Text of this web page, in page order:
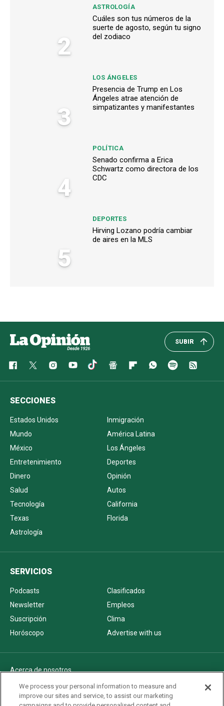
2
ASTROLOGÍA
Cuáles son tus números de la
suerte de agosto, según tu signo
del zodiaco
3
LOS ÁNGELES
Presencia de Trump en Los
Ángeles atrae atención de
simpatizantes y manifestantes
4
POLÍTICA
Senado confirma a Erica
Schwartz como directora de los
CDC
5
DEPORTES
Hirving Lozano podría cambiar
de aires en la MLS
SUBIR
SECCIONES
Estados Unidos
Inmigración
Mundo
América Latina
México
Los Ángeles
Entretenimiento
Deportes
Dinero
Opinión
Salud
Autos
Tecnología
California
Texas
Florida
Astrología
SERVICIOS
Podcasts
Clasificados
Newsletter
Empleos
Suscripción
Clima
Horóscopo
Advertise with us
Acerca de nosotros
Politica de privacidad
Pautas Editoriales
We process your personal information to measure and
improve our sites and service, to assist our marketing